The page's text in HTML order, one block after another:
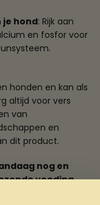
je hond: Rijk aan
en fosfor voor
honden en kan als
altijd voor vers
van
en
dit product.
nog en
voeding